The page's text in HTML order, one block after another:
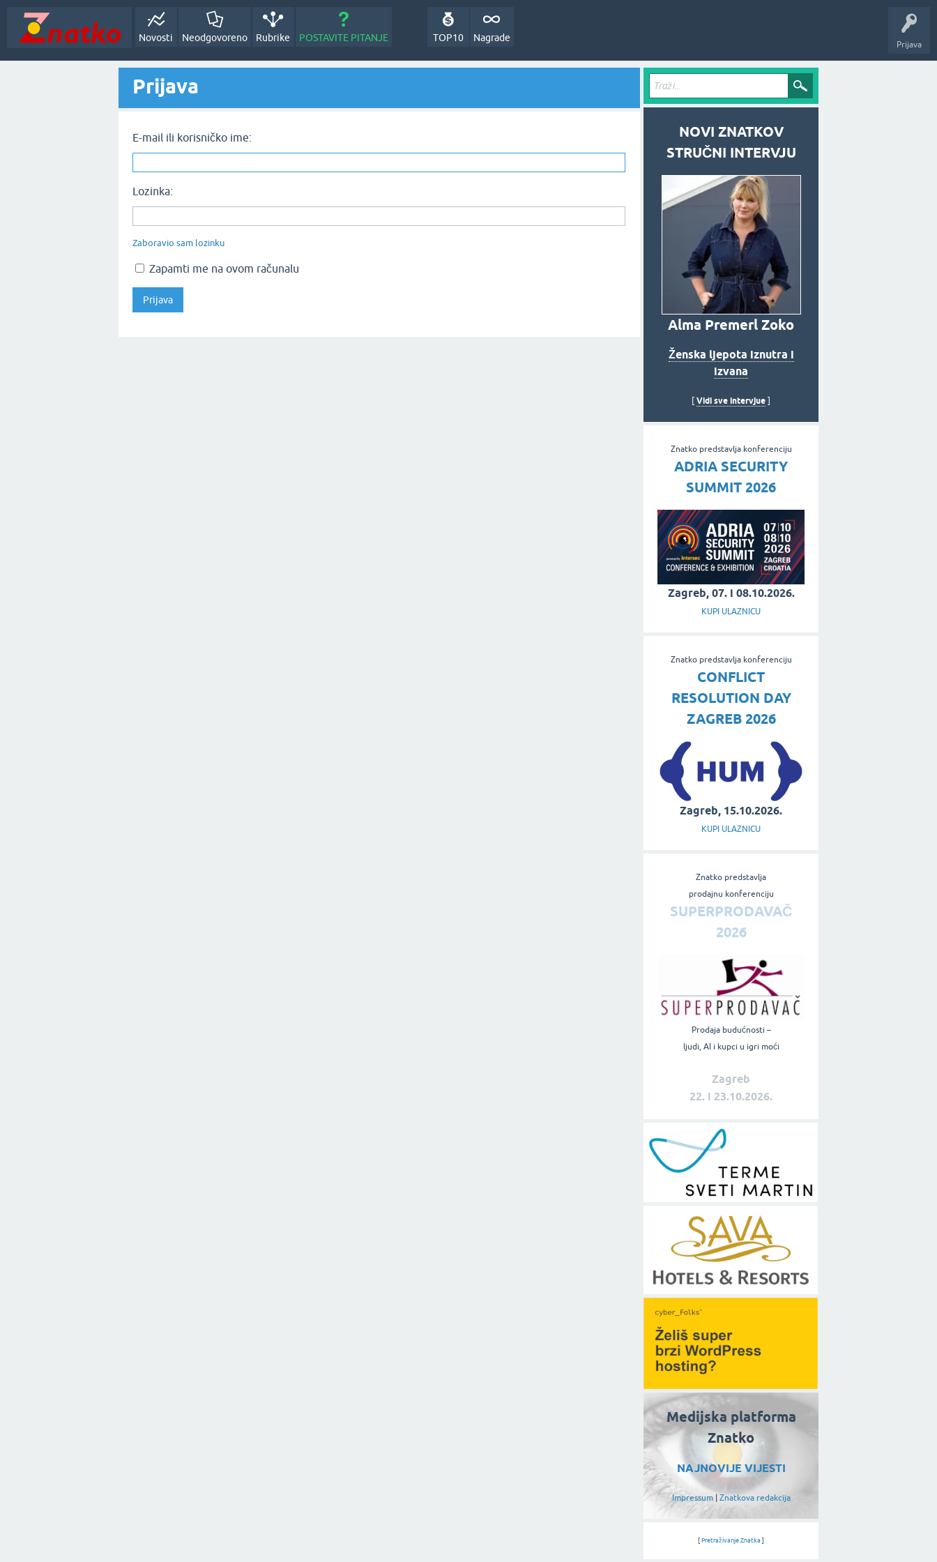
Prijava
Novosti Neodgovoreno Rubrike POSTAVITE PITANJE Nagrade
TOP10
Prijava
E-mail ili korisničko ime:
Lozinka:
Zaboravio sam lozinku
Zapamti me na ovom računalu
NOVI ZNATKOV
STRUČNI INTERVJU
Alma Premerl Zoko
Ženska ljepota iznutra i
izvana
Vidi sve intervjue
Znatko predstavlja konferenciju
ADRIA SECURITY
SUMMIT 2026
Zagreb, 07. i 08.10.2026.
KUPI ULAZNICU
Znatko predstavlja konferenciju
CONFLICT
RESOLUTION DAY
ZAGREB 2026
Zagreb, 15.10.2026.
KUPI ULAZNICU
Znatko predstavlja
prodajnu konferenciju
SUPERPRODAVAČ
2026
Prodaja budućnosti –
ljudi, AI i kupci u igri moći
Zagreb
22. i 23.10.2026.
Medijska platforma
Znatko
NAJNOVIJE VIJESTI
Impressum| Znatkova redakcija
[ Pretraživanje Znatka ]